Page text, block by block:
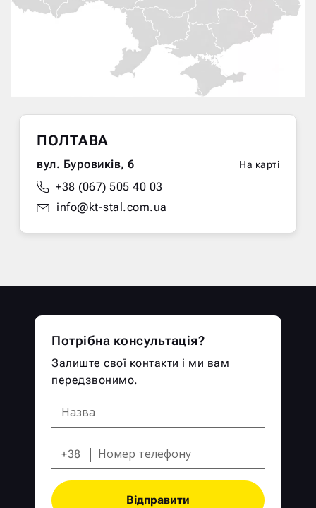
ПОЛТАВА
вул. Буровиків, 6 На карті
+38 (067) 505 40 03
info@kt-stal.com.ua
Потрібна консультація?
Залиште свої контакти і ми вам
передзвонимо.
+38
Відправити